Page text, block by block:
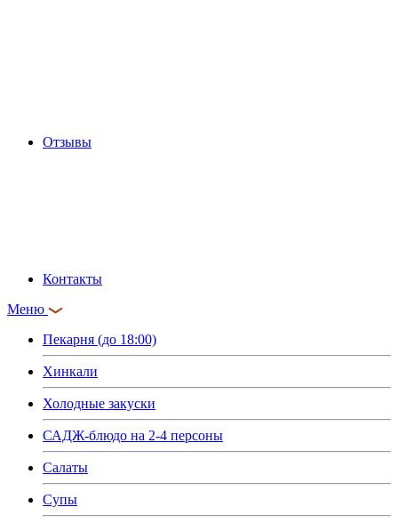
Отзывы
Контакты
Меню
Пекарня (до 18:00)
Хинкали
Холодные закуски
САДЖ-блюдо на 2-4 персоны
Салаты
Супы